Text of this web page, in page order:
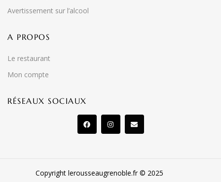
Avertissement sur l’alcool
A PROPOS
Le restaurant
Mon compte
RÉSEAUX SOCIAUX
Copyright lerousseaugrenoble.fr © 2025